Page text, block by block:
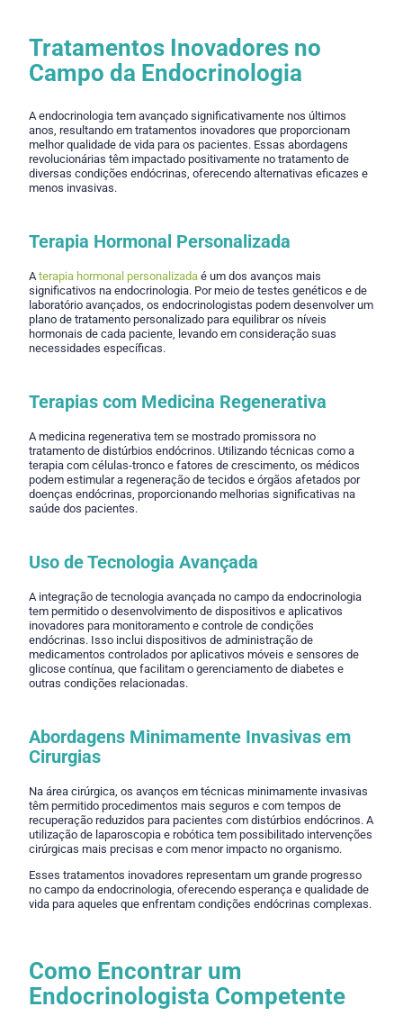
Tratamentos Inovadores no
Campo da Endocrinologia
A endocrinologia tem avançado significativamente nos últimos
anos, resultando em tratamentos inovadores que proporcionam
melhor qualidade de vida para os pacientes. Essas abordagens
revolucionárias têm impactado positivamente no tratamento de
diversas condições endócrinas, oferecendo alternativas eficazes e
menos invasivas.
Terapia Hormonal Personalizada
Aterapia hormonal personalizada é um dos avanços mais
significativos na endocrinologia. Por meio de testes genéticos e de
laboratório avançados, os endocrinologistas podem desenvolver um
plano de tratamento personalizado para equilibrar os níveis
hormonais de cada paciente, levando em consideração suas
necessidades específicas.
Terapias com Medicina Regenerativa
A medicina regenerativa tem se mostrado promissora no
tratamento de distúrbios endócrinos. Utilizando técnicas como a
terapia com células-tronco e fatores de crescimento, os médicos
podem estimular a regeneração de tecidos e órgãos afetados por
doenças endócrinas, proporcionando melhorias significativas na
saúde dos pacientes.
Uso de Tecnologia Avançada
A integração de tecnologia avançada no campo da endocrinologia
tem permitido o desenvolvimento de dispositivos e aplicativos
inovadores para monitoramento e controle de condições
endócrinas. Isso inclui dispositivos de administração de
medicamentos controlados por aplicativos móveis e sensores de
glicose contínua, que facilitam o gerenciamento de diabetes e
outras condições relacionadas.
Abordagens Minimamente Invasivas em
Cirurgias
Na área cirúrgica, os avanços em técnicas minimamente invasivas
têm permitido procedimentos mais seguros e com tempos de
recuperação reduzidos para pacientes com distúrbios endócrinos. A
utilização de laparoscopia e robótica tem possibilitado intervenções
cirúrgicas mais precisas e com menor impacto no organismo.
Esses tratamentos inovadores representam um grande progresso
no campo da endocrinologia, oferecendo esperança e qualidade de
vida para aqueles que enfrentam condições endócrinas complexas.
Como Encontrar um
Endocrinologista Competente